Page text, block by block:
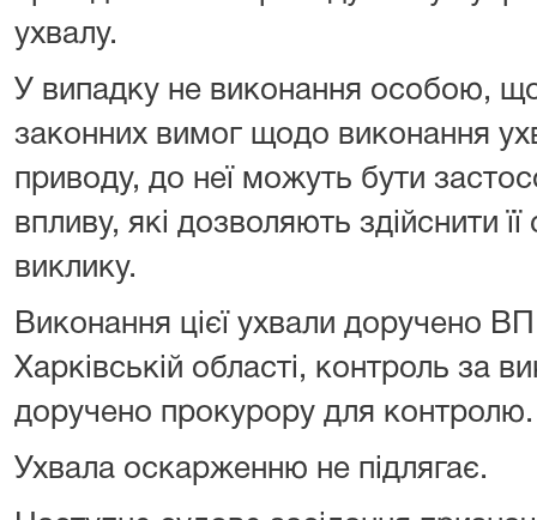
ухвалу.
У випадку не виконання особою,
законних вимог щодо виконання
приводу, до неї можуть бути
впливу, які дозволяють здійснити
виклику.
Виконання цієї ухвали
Харківській області, контроль за
доручено прокурору для контролю.
Ухвала оскарженню не підлягає.